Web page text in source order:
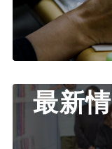
最新